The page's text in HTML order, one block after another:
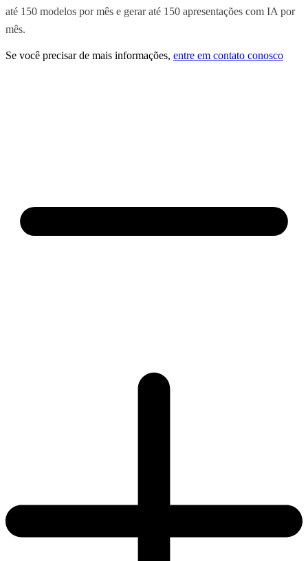
até 150 modelos por mês e gerar até 150 apresentações com IA por
mês.
Se você precisar de mais informações, entre em contato conosco